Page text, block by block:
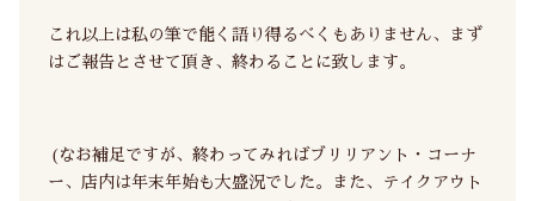
これ以上は私の筆で能く語り得るべくもありません、まず
はご報告とさせて頂き、終わることに致します。
(なお補足ですが、終わってみればブリリアント・コーナ
ー、店内は年末年始も大盛況でした。また、テイクアウト